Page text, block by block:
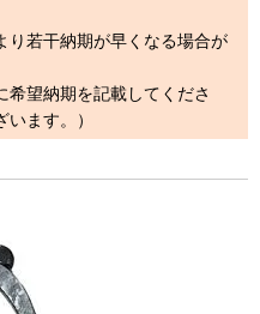
り若干納期が早くなる場合が
希望納期を記載してくださ
ます。）